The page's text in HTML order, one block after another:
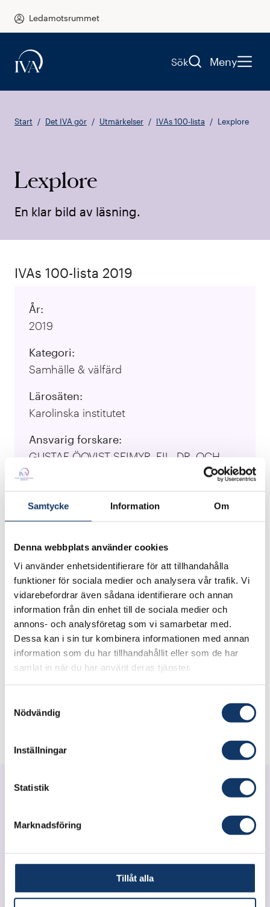
Samtycke Information Om
Denna webbplats använder cookies
Vi använder enhetsidentifierare för att tillhandahålla
funktioner för sociala medier och analysera vår trafik. Vi
vidarebefordrar även sådana identifierare och annan
information från din enhet till de sociala medier och
annons- och analysföretag som vi samarbetar med.
Dessa kan i sin tur kombinera informationen med annan
information som du har tillhandahållit eller som de har
samlat in när du har använt deras tjänster.
Nödvändig
Inställningar
Statistik
Marknadsföring
Tillåt alla
Ledamotsrummet
Sök Meny
Start Det IVA gör Utmärkelser IVAs 100-lista Lexplore
Lexplore
En klar bild av läsning.
IVAs 100-lista 2019
År:
2019
Kategori:
Samhälle & välfärd
Lärosäten:
Karolinska institutet
Ansvarig forskare:
GUSTAF ÖQVIST SEIMYR, FIL. DR. OCH
MATTIAS NILSSON BENFATTO, FIL. DR.
Besök projektets webbplats
Läsförmåga är den enskilt viktigaste faktorn för
en framgångsrik skolgång. Genom
ögonrörelsemätning och artificiell intelligens
kan vi på minuter analysera en elevs läsförmåga
med hög precision. Vår unika
forskningsbaserade process ger lärare
indikatorer som direkt kan användas för bättre
undervisning. De viktigaste konkurrensfördelarna
med vår metod är snabbhet, objektivitet och
noggrannhet vilket ger förutsättningar för en
bättre skola.